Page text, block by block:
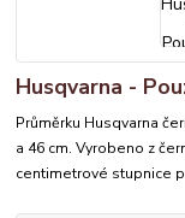
Husqvarna -
Průměrku Husqvarna
a 46 cm. Vyrobeno z
centimetrové stupnice